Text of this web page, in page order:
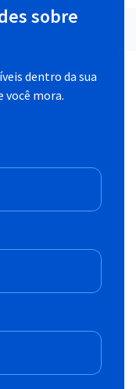
sobre
dentro da sua
você mora.